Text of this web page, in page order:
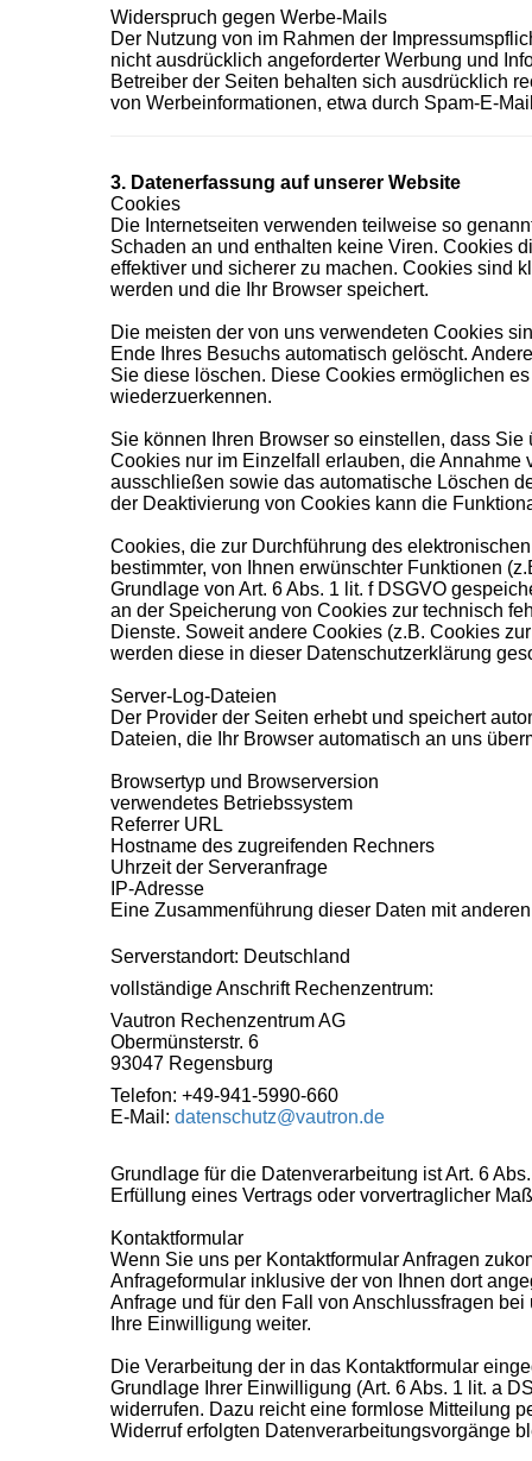
Widerspruch gegen Werbe-Mails
Der Nutzung von im Rahmen der
nicht ausdrücklich angeforderter Werbung und
Betreiber der Seiten behalten sich ausdrücklich
von Werbeinformationen, etwa durch Spam-E-
3. Datenerfassung auf unserer Website
Cookies
Die Internetseiten verwenden teilweise so
Schaden an und enthalten keine Viren. Cookies
effektiver und sicherer zu machen. Cookies sind
werden und die Ihr Browser speichert.
Die meisten der von uns verwendeten Cookies
Ende Ihres Besuchs automatisch gelöscht.
Sie diese löschen. Diese Cookies ermöglichen
wiederzuerkennen.
Sie können Ihren Browser so einstellen, dass
Cookies nur im Einzelfall erlauben, die
ausschließen sowie das automatische Löschen
der Deaktivierung von Cookies kann die
Cookies, die zur Durchführung des
bestimmter, von Ihnen erwünschter Funktionen
Grundlage von Art. 6 Abs. 1 lit. f DSGVO
an der Speicherung von Cookies zur technisch
Dienste. Soweit andere Cookies (z.B. Cookies
werden diese in dieser Datenschutzerklärung
Server-Log-Dateien
Der Provider der Seiten erhebt und speichert
Dateien, die Ihr Browser automatisch an uns
Browsertyp und Browserversion
verwendetes Betriebssystem
Referrer URL
Hostname des zugreifenden Rechners
Uhrzeit der Serveranfrage
IP-Adresse
Eine Zusammenführung dieser Daten mit
Serverstandort: Deutschland
vollständige Anschrift Rechenzentrum:
Vautron Rechenzentrum AG
Obermünsterstr. 6
93047 Regensburg
Telefon: +49-941-5990-660
E-Mail: datenschutz@vautron.de
Grundlage für die Datenverarbeitung ist Art. 6
Erfüllung eines Vertrags oder vorvertraglicher
Kontaktformular
Wenn Sie uns per Kontaktformular Anfragen
Anfrageformular inklusive der von Ihnen dort
Anfrage und für den Fall von Anschlussfragen
Ihre Einwilligung weiter.
Die Verarbeitung der in das Kontaktformular
Grundlage Ihrer Einwilligung (Art. 6 Abs. 1 lit. a
widerrufen. Dazu reicht eine formlose Mitteilung
Widerruf erfolgten Datenverarbeitungsvorgänge